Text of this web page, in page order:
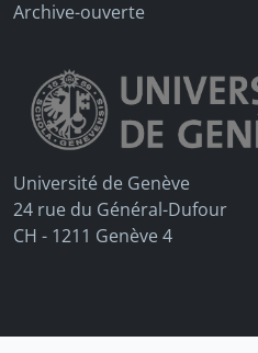
Archive-ouverte
Université de Genève
24 rue du Général-Dufour
CH - 1211 Genève 4